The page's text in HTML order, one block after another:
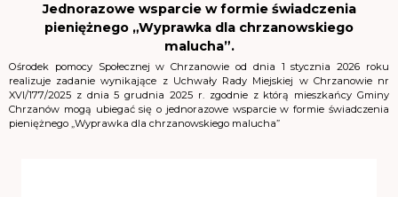
Jednorazowe wsparcie w formie świadczenia
pieniężnego „Wyprawka dla chrzanowskiego
malucha”.
Ośrodek pomocy Społecznej w Chrzanowie od dnia 1 stycznia 2026 roku
realizuje zadanie wynikające z Uchwały Rady Miejskiej w Chrzanowie nr
XVI/177/2025 z dnia 5 grudnia 2025 r. zgodnie z którą mieszkańcy Gminy
Chrzanów mogą ubiegać się o jednorazowe wsparcie w formie świadczenia
pieniężnego „Wyprawka dla chrzanowskiego malucha”